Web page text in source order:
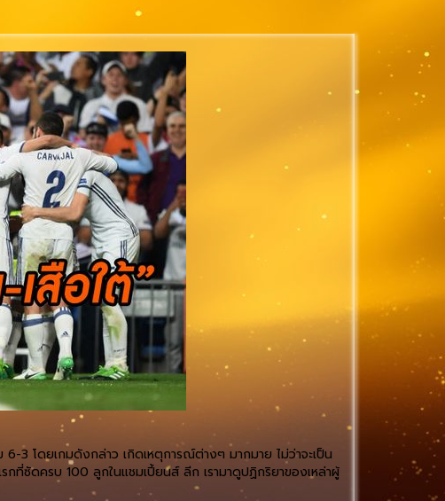
โดยเกมดังกล่าว เกิดเหตุการณ์ต่างๆ มากมาย ไม่ว่าจะเป็น
กที่ซัดครบ 100 ลูกในแชมเปี้ยนส์ ลีก เรามาดูปฏิกริยาของเหล่าผู้